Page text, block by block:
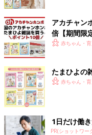
アカチャン
倍【期間限
赤ちゃん・
たまひよの
赤ちゃん・
1日だけ働
PR(ショットワー